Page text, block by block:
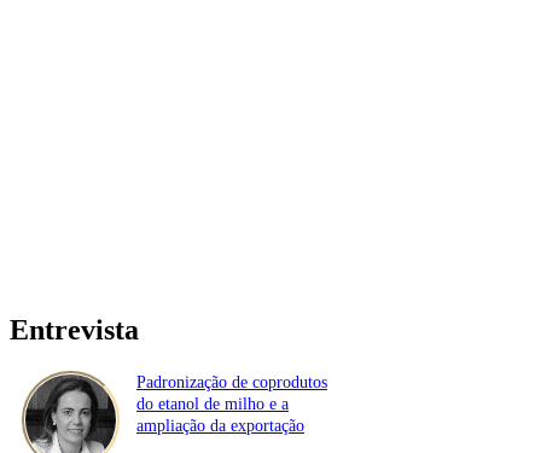
Entrevista
Padronização de coprodutos
do etanol de milho e a
ampliação da exportação